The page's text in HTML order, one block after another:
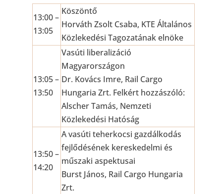
13:00 –
13:05
Köszöntő
Horváth Zsolt Csaba, KTE Általános
Közlekedési Tagozatának elnöke
13:05 –
13:50
Vasúti liberalizáció
Magyarországon
Dr. Kovács Imre, Rail Cargo
Hungaria Zrt. Felkért hozzászóló:
Alscher Tamás, Nemzeti
Közlekedési Hatóság
13:50 –
14:20
A vasúti teherkocsi gazdálkodás
fejlődésének kereskedelmi és
műszaki aspektusai
Burst János, Rail Cargo Hungaria
Zrt.